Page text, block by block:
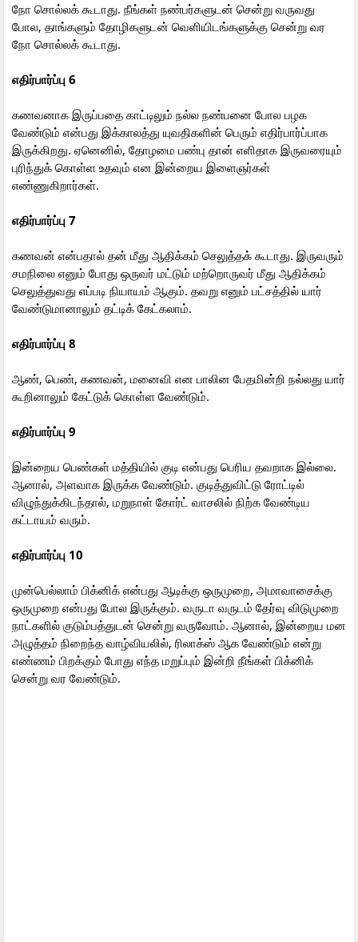
நோ சொல்லக் கூடாது. நீங்கள் நண்பர்களுடன் சென்று வருவது
போல, தாங்களும் தோழிகளுடன் வெளியிடங்களுக்கு சென்று வர
நோ சொல்லக் கூடாது.
எதிர்பார்ப்பு 6
கணவனாக இருப்பதை காட்டிலும் நல்ல நண்பனை போல பழக
வேண்டும் என்பது இக்காலத்து யுவதிகளின் பெரும் எதிர்பார்ப்பாக
இருக்கிறது. ஏனெனில், தோழமை பண்பு தான் எளிதாக இருவரையும்
புரிந்துக் கொள்ள உதவும் என இன்றைய இளைஞர்கள்
எண்ணுகிறார்கள்.
எதிர்பார்ப்பு 7
கணவன் என்பதால் தன் மீது ஆதிக்கம் செலுத்தக் கூடாது. இருவரும்
சமநிலை எனும் போது ஒருவர் மட்டும் மற்றொருவர் மீது ஆதிக்கம்
செலுத்துவது எப்படி நியாயம் ஆகும். தவறு எனும் பட்சத்தில் யார்
வேண்டுமானாலும் தட்டிக் கேட்கலாம்.
எதிர்பார்ப்பு 8
ஆண், பெண், கணவன், மனைவி என பாலின பேதமின்றி நல்லது யார்
கூறினாலும் கேட்டுக் கொள்ள வேண்டும்.
எதிர்பார்ப்பு 9
இன்றைய பெண்கள் மத்தியில் குடி என்பது பெரிய தவறாக இல்லை.
ஆனால், அளவாக இருக்க வேண்டும். குடித்துவிட்டு ரோட்டில்
விழுந்துக்கிடந்தால், மறுநாள் கோர்ட் வாசலில் நிற்க வேண்டிய
கட்டாயம் வரும்.
எதிர்பார்ப்பு 10
முன்பெல்லாம் பிக்னிக் என்பது ஆடிக்கு ஒருமுறை, அமாவாசைக்கு
ஒருமுறை என்பது போல இருக்கும். வருடா வருடம் தேர்வு விடுமுறை
நாட்களில் குடும்பத்துடன் சென்று வருவோம். ஆனால், இன்றைய மன
அழுத்தம் நிறைந்த வாழ்வியலில், ரிலாக்ஸ் ஆக வேண்டும் என்று
எண்ணம் பிறக்கும் போது எந்த மறுப்பும் இன்றி நீங்கள் பிக்னிக்
சென்று வர வேண்டும்.